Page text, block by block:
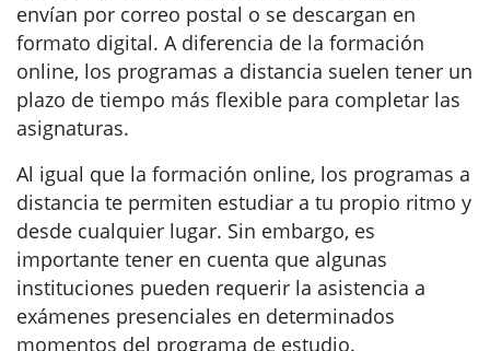
envían por correo postal o se descargan en
formato digital. A diferencia de la formación
online, los programas a distancia suelen tener un
plazo de tiempo más flexible para completar las
asignaturas.
Al igual que la formación online, los programas a
distancia te permiten estudiar a tu propio ritmo y
desde cualquier lugar. Sin embargo, es
importante tener en cuenta que algunas
instituciones pueden requerir la asistencia a
exámenes presenciales en determinados
momentos del programa de estudio.